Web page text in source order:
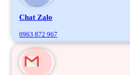
Chat Zalo
0963 872 967